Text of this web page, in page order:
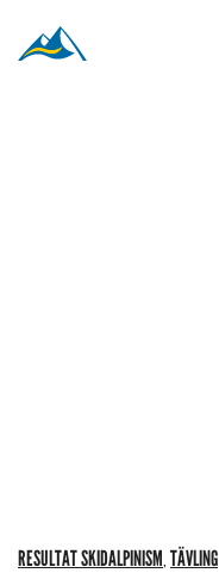
RESULTAT SKIDALPINISM TÄVLING